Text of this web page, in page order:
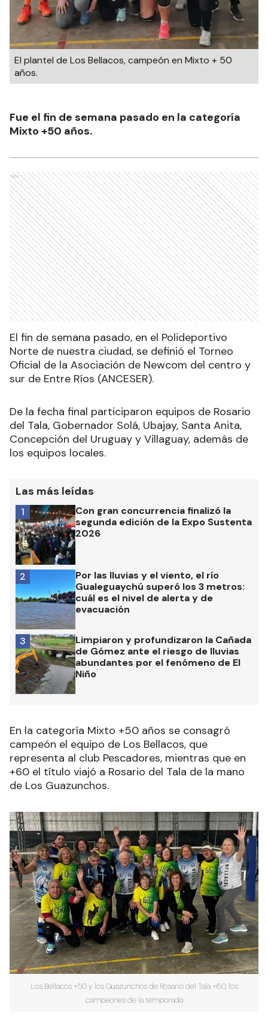
El plantel de Los Bellacos, campeón en Mixto + 50
años.
Fue el fin de semana pasado en la categoría
Mixto +50 años.
Ads
El fin de semana pasado, en el Polideportivo
Norte de nuestra ciudad, se definió el Torneo
Oficial de la Asociación de Newcom del centro y
sur de Entre Ríos (ANCESER).
De la fecha final participaron equipos de Rosario
del Tala, Gobernador Solá, Ubajay, Santa Anita,
Concepción del Uruguay y Villaguay, además de
los equipos locales.
Las más leídas
Con gran concurrencia finalizó la
segunda edición de la Expo Sustenta
2026
1
Por las lluvias y el viento, el río
Gualeguaychú superó los 3 metros:
cuál es el nivel de alerta y de
evacuación
2
Limpiaron y profundizaron la Cañada
de Gómez ante el riesgo de lluvias
abundantes por el fenómeno de El
Niño
3
En la categoría Mixto +50 años se consagró
campeón el equipo de Los Bellacos, que
representa al club Pescadores, mientras que en
+60 el título viajó a Rosario del Tala de la mano
de Los Guazunchos.
Los Bellacos +50 y los Guazunchos de Rosario del Tala +60, los
campeones de la temporada